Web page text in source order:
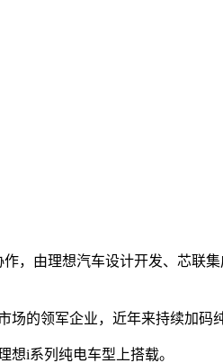
，由理想汽车设计开发、芯联
的领军企业，近年来持续加码
i系列纯电车型上搭载。